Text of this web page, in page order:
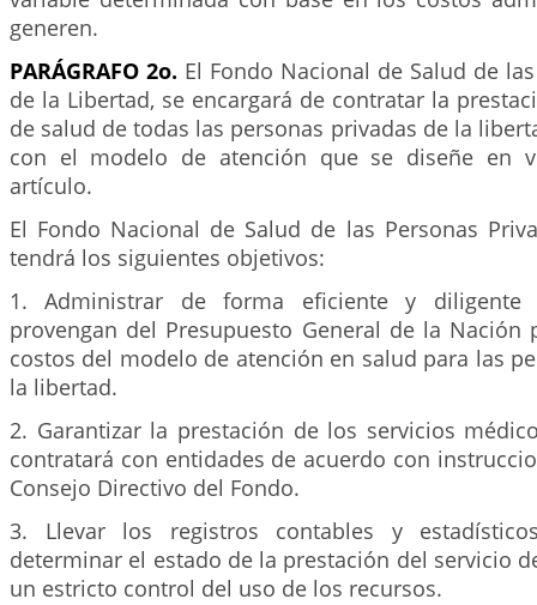
generen.
PARÁGRAFO 2o. El Fondo Nacional de Salud de
de la Libertad, se encargará de contratar la
de salud de todas las personas privadas de la
con el modelo de atención que se diseñe en
artículo.
El Fondo Nacional de Salud de las Personas
tendrá los siguientes objetivos:
1. Administrar de forma eficiente y diligente
provengan del Presupuesto General de la
costos del modelo de atención en salud para las
la libertad.
2. Garantizar la prestación de los servicios
contratará con entidades de acuerdo con
Consejo Directivo del Fondo.
3. Llevar los registros contables y
determinar el estado de la prestación del servicio
un estricto control del uso de los recursos.